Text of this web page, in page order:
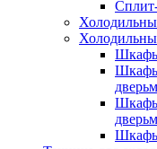
Шкафы
Шкафы
Шкафы
Шкафы